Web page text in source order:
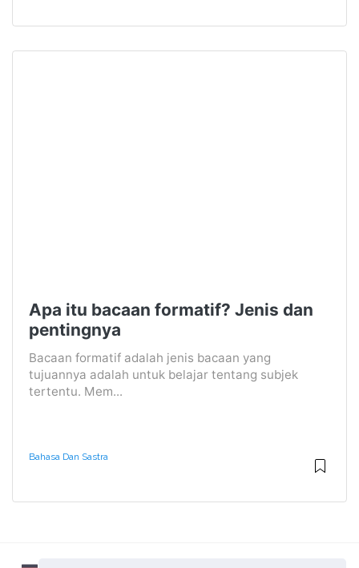
Apa itu bacaan formatif? Jenis dan
pentingnya
Bacaan formatif adalah jenis bacaan yang
tujuannya adalah untuk belajar tentang subjek
tertentu. Mem...
Bahasa Dan Sastra